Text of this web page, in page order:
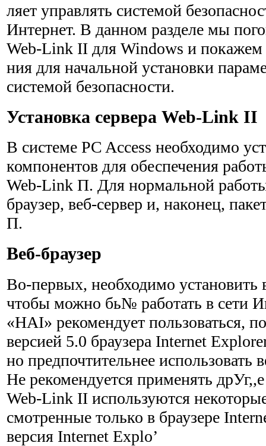
ляет управлять системой
Интернет. В данном разделе мы
Web-Link II для Windows и
ния для начальной установки
системой безопасности.
Установка сервера Web-Link II
В системе PC Access необходимо
компонентов для обеспече­ния
Web-Link П. Для нормальной
браузер, веб-сервер и, наконец,
П.
Веб-браузер
Во-первых, необходимо установить
чтобы можно бь№ работать в сети
«HAI» рекомендует пользоваться,
версией 5.0 браузера Internet
но предпочти­тельнее
Не рекомендуется применять
Web-Link II используются
смотренные только в браузере
версия Internet Explo’